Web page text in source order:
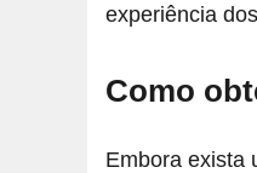
experiência
Como
Embora exista